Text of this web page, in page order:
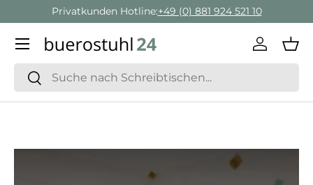
Direkt zum Inhalt
Geschäftskunden Beratung:+ 49 (0) 881 924 521 22
Suchen
Suchen
Menü